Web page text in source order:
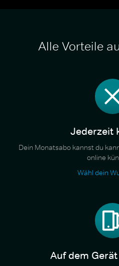
Alle Vorteile
Jederzeit
Dein Monatsabo kannst du
online
Wähl dein
Auf dem